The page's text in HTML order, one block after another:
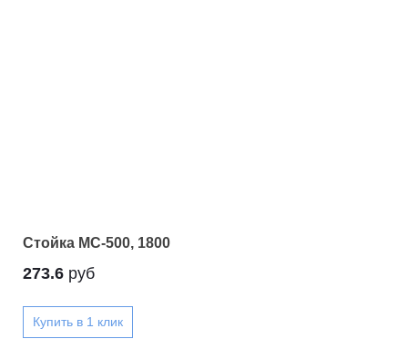
Стойка МС-500, 1800
273.6 руб